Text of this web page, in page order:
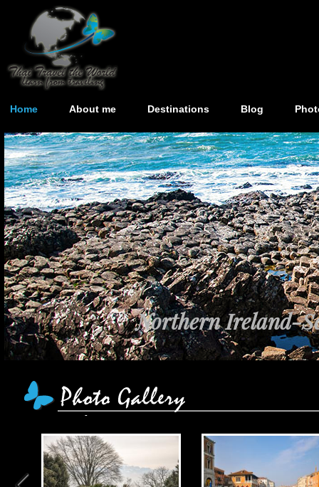
Home About me Destinations Blog
Northern Ireland-